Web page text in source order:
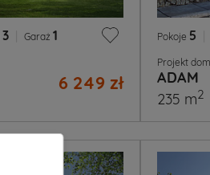
3 Garaż 1
6 249 zł
Pokoje 5
Projekt
ADAM
235 m2